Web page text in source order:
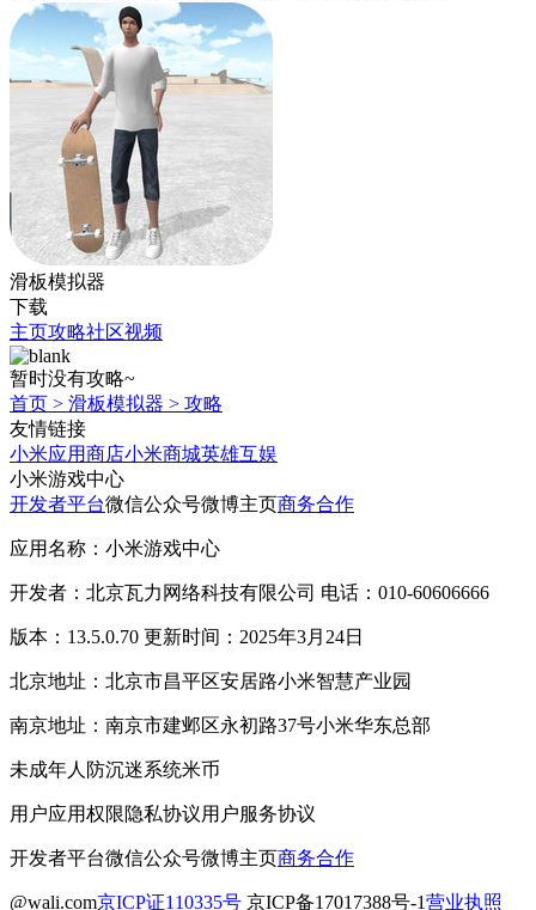
滑板模拟器
下载
主页攻略社区视频
暂时没有攻略~
首页 > 滑板模拟器 > 攻略
友情链接
小米应用商店小米商城英雄互娱
小米游戏中心
开发者平台微信公众号微博主页商务合作
应用名称：小米游戏中心
开发者：北京瓦力网络科技有限公司 电话：010-60606666
版本：13.5.0.70 更新时间：2025年3月24日
北京地址：北京市昌平区安居路小米智慧产业园
南京地址：南京市建邺区永初路37号小米华东总部
未成年人防沉迷系统米币
用户应用权限隐私协议用户服务协议
开发者平台微信公众号微博主页商务合作
@wali.com京ICP证110335号 京ICP备17017388号-1营业执照